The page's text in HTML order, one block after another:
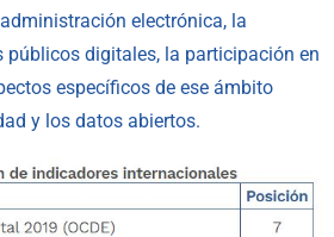
electrónica, la
públicos digitales, la participación en
específicos de ese ámbito
y los datos abiertos.